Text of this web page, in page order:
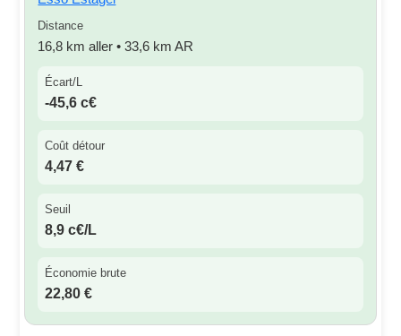
Distance
16,8 km aller • 33,6 km AR
Écart/L
-45,6 c€
Coût détour
4,47 €
Seuil
8,9 c€/L
Économie brute
22,80 €